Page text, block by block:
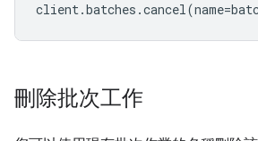
client.batches .cancel(name=
刪除批次工作